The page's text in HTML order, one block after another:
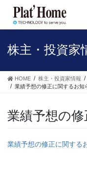
株主・投資家
HOME 株主・投資家情報
業績予想の修正に関するお知
業績予想の
業績予想の修正に関する